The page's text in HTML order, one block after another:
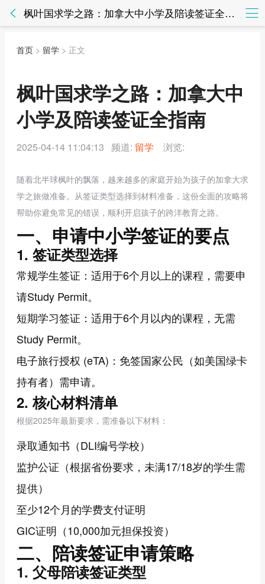
枫叶国求学之路：加拿大中小学及陪读签证全指南 - 留学 - 知法网知法网
首页 > 留学 > 正文
枫叶国求学之路：加拿大中
小学及陪读签证全指南
2025-04-14 11:04:13 频道: 留学 浏览:
随着北半球枫叶的飘落，越来越多的家庭开始为孩子的加拿大求
学之旅做准备。从签证类型选择到材料准备，这份全面的攻略将
帮助你避免常见的错误，顺利开启孩子的跨洋教育之路。
一、申请中小学签证的要点
1. 签证类型选择
常规学生签证：适用于6个月以上的课程，需要申
请Study Permit。
短期学习签证：适用于6个月以内的课程，无需
Study Permit。
电子旅行授权 (eTA)：免签国家公民（如美国绿卡
持有者）需申请。
2. 核心材料清单
根据2025年最新要求，需准备以下材料：
录取通知书（DLI编号学校）
监护公证（根据省份要求，未满17/18岁的学生需
提供）
至少12个月的学费支付证明
GIC证明（10,000加元担保投资）
二、陪读签证申请策略
1. 父母陪读签证类型